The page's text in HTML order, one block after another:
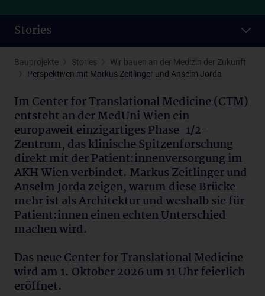
Stories
Bauprojekte Stories
Wir bauen an der Medizin der Zukunft
Perspektiven mit Markus Zeitlinger und Anselm Jorda
Im Center for Translational Medicine (CTM)
entsteht an der MedUni Wien ein
europaweit einzigartiges Phase-1/2-
Zentrum, das klinische Spitzenforschung
direkt mit der Patient:innenversorgung im
AKH Wien verbindet. Markus Zeitlinger und
Anselm Jorda zeigen, warum diese Brücke
mehr ist als Architektur und weshalb sie für
Patient:innen einen echten Unterschied
machen wird.
Das neue Center for Translational Medicine
wird am 1. Oktober 2026 um 11 Uhr feierlich
eröffnet.